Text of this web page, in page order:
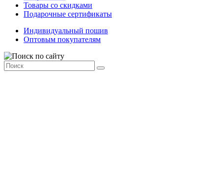
Товары со скидками
Подарочные сертификаты
Индивидуальный пошив
Оптовым покупателям